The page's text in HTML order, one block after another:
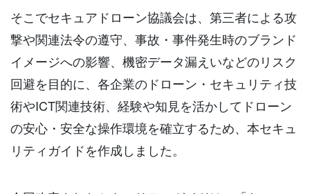
そこでセキュアドローン協議会は、第三者による攻
撃や関連法令の遵守、事故・事件発生時のブランド
イメージへの影響、機密データ漏えいなどのリスク
回避を目的に、各企業のドローン・セキュリティ技
術やICT関連技術、経験や知見を活かしてドローン
の安心・安全な操作環境を確立するため、本セキュ
リティガイドを作成しました。